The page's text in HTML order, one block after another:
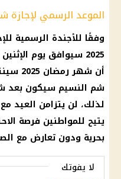
الموعد الرسمي لإجازة شم
وفقًا للأجندة الرسمية
لذلك، لن يتزامن العيد
يتيح للمواطنين فرصة
بحرية ودون تعارض مع
لا يفوتك